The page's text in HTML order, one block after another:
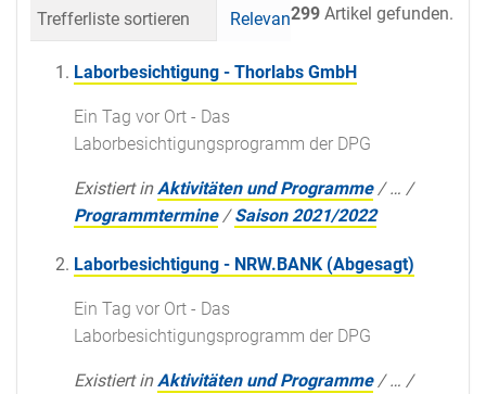
299 Artikel gefunden.
Trefferliste sortieren Relevanz Datum
Laborbesichtigung - Thorlabs GmbH
Ein Tag vor Ort - Das
Laborbesichtigungsprogramm der DPG
Existiert in Aktivitäten und Programme /… /
Programmtermine /Saison 2021/2022
Laborbesichtigung - NRW.BANK (Abgesagt)
Ein Tag vor Ort - Das
Laborbesichtigungsprogramm der DPG
Existiert in Aktivitäten und Programme /… /